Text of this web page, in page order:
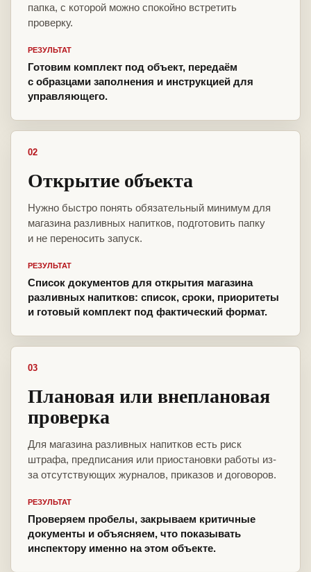
папка, с которой можно спокойно встретить
проверку.
РЕЗУЛЬТАТ
Готовим комплект под объект, передаём
с образцами заполнения и инструкцией для
управляющего.
02
Открытие объекта
Нужно быстро понять обязательный минимум для
магазина разливных напитков, подготовить папку
и не переносить запуск.
РЕЗУЛЬТАТ
Список документов для открытия магазина
разливных напитков: список, сроки, приоритеты
и готовый комплект под фактический формат.
03
Плановая или внеплановая
проверка
Для магазина разливных напитков есть риск
штрафа, предписания или приостановки работы из-
за отсутствующих журналов, приказов и договоров.
РЕЗУЛЬТАТ
Проверяем пробелы, закрываем критичные
документы и объясняем, что показывать
инспектору именно на этом объекте.